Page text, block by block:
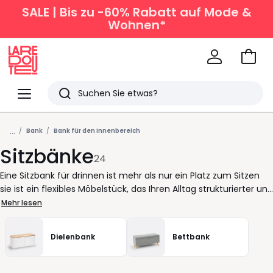
SALE | Bis zu -60% Rabatt auf Mode &
Wohnen*
Menü
Redoute
Suchen
Zuletzt
angesehen
Artikel
Zum
... Bank Bank für den Innenbereich
Sitzbänke24
Eine Sitzbank für drinnen ist mehr als nur ein Platz zum Sitzen
sie ist ein flexibles Möbelstück, das Ihren Alltag strukturierter und
bequemer macht. Im Essbereich ersetzt sie Stühle, bietet
mehreren Personen Raum und schafft eine einladende
zum praktischen Helfer beim An- und Ausziehen der Schuhe,
während im Schlafzimmer oder unter dem Fenster ein
Mehr lesen
Dielenbank Bettbank